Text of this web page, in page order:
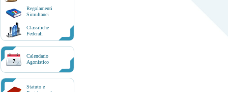
Regolamenti
Simultanei
Classifiche
Federali
7
Calendario
Agonistico
Statuto e